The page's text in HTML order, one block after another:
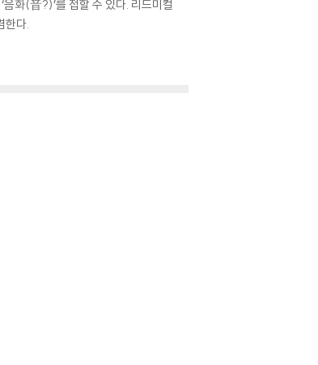
화(音?)’를 접할 수 있다. 리드미컬
한다.